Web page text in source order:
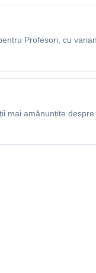
Profesori, cu
mai amănunțite despre